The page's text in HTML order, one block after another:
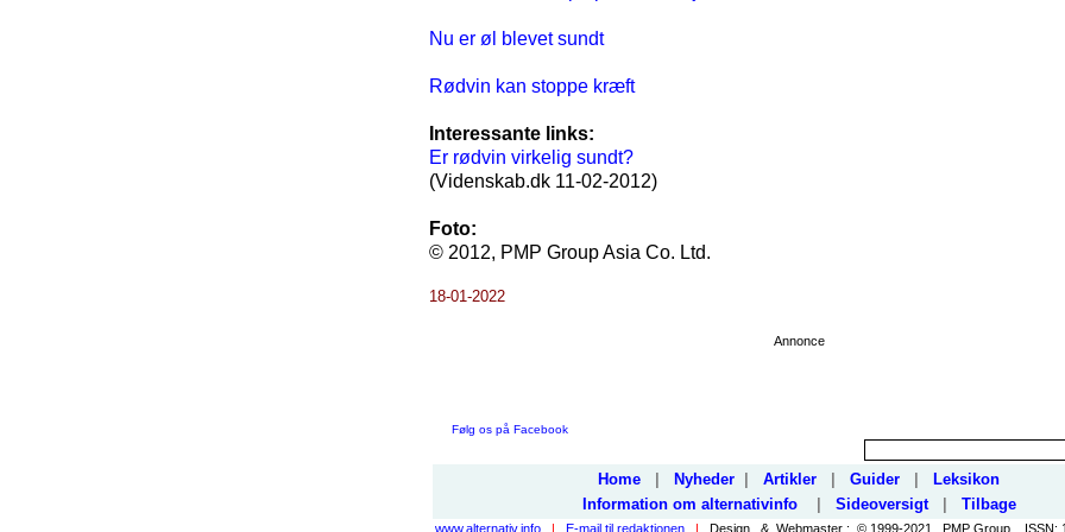
Nu er øl blevet sundt
Rødvin kan stoppe kræft
Interessante links:
Er rødvin virkelig sundt?
(Videnskab.dk 11-02-2012)
Foto:
© 2012, PMP Group Asia Co. Ltd.
18-01-2022
Annonce
Følg os på Facebook
Home Nyheder Artikler Guider
Leksikon
Information om alternativinfo
Sideoversigt Tilbage
www.alternativ.info | E-mail til redaktionen | Design & Webmaster : © 1999-2021, PMP Group. ISSN: